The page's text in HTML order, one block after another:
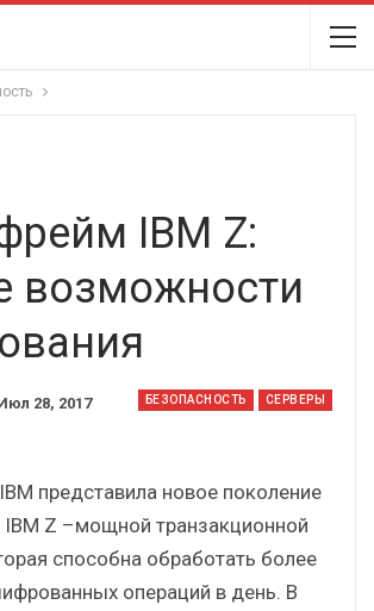
IBM Z:
возможности
БЕЗОПАСНОСТЬ СЕРВЕРЫ
28, 2017
представила новое поколение
Z –мощной транзакционной
способна обработать более
операций в день. В